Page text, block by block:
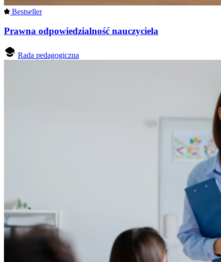
Bestseller
Prawna odpowiedzialność nauczyciela
Rada pedagogiczna